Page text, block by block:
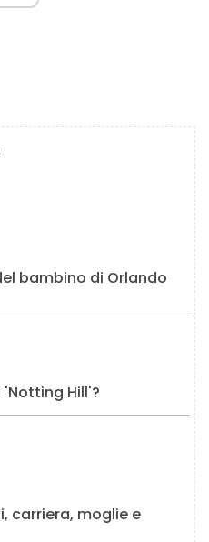
bambino di Orlando
Hill'?
carriera, moglie e